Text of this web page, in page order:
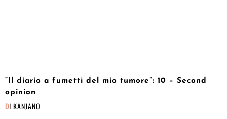
“Il diario a fumetti del mio tumore”: 10 – Second
opinion
DI KANJANO